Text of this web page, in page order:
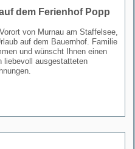
dem Ferienhof Popp
von Murnau am Staffelsee,
auf dem Bauernhof. Familie
und wünscht Ihnen einen
liebevoll ausgestatteten